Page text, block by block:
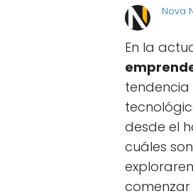
Nova
En la
tendencia
desde el
cuáles